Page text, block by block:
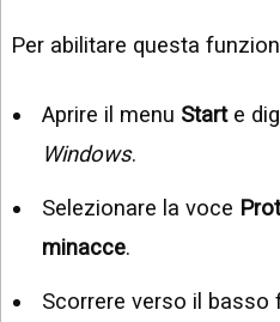
Per abilitare questa
Aprire il menu Starte
Windows.
Selezionare la voce
minacce.
Scorrere verso il basso